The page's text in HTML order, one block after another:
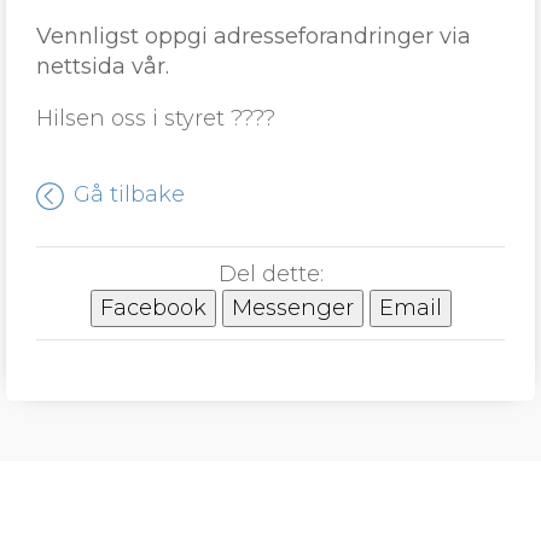
Vennligst oppgi adresseforandringer via
nettsida vår.
Hilsen oss i styret ????
Gå tilbake
Del dette:
Facebook
Messenger Email